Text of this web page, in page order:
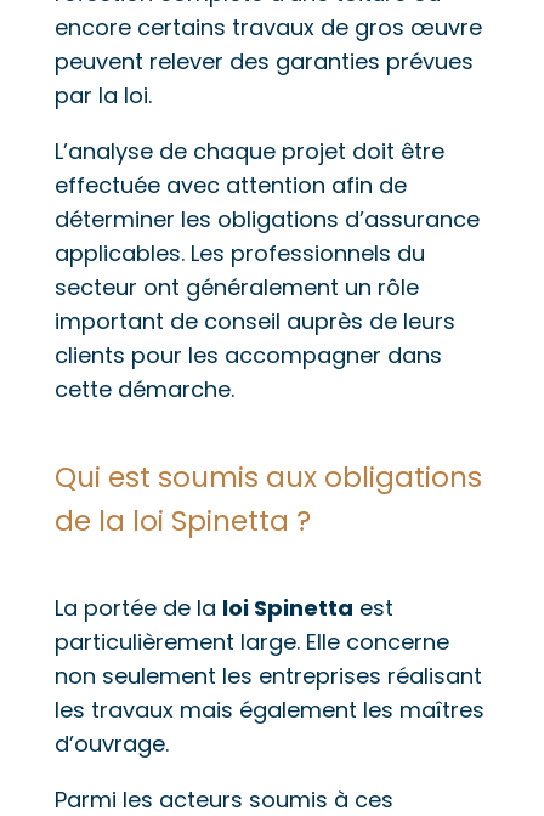
encore certains travaux de gros œuvre
peuvent relever des garanties prévues
par la loi.
L’analyse de chaque projet doit être
effectuée avec attention afin de
déterminer les obligations d’assurance
applicables. Les professionnels du
secteur ont généralement un rôle
important de conseil auprès de leurs
clients pour les accompagner dans
cette démarche.
Qui est soumis aux obligations
de la loi Spinetta ?
La portée de la loi Spinetta est
particulièrement large. Elle concerne
non seulement les entreprises réalisant
les travaux mais également les maîtres
d’ouvrage.
Parmi les acteurs soumis à ces